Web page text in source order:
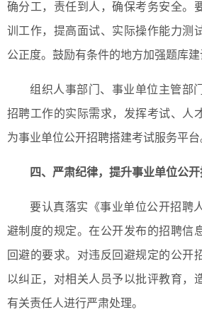
确分工，责任到人，确保考务安全。
训工作，提高面试、实际操作能力测
公正度。鼓励有条件的地方加强题库建
组织人事部门、事业单位主管部
招聘工作的实际需求，发挥考试、人
为事业单位公开招聘搭建考试服务平台
四、 严肃纪律，提升事业单位公
要认真落实《事业单位公开招聘
避制度的规定。在公开发布的招聘信
回避的要求。对违反回避规定的公开
以纠正，对相关人员予以批评教育，
有关责任人进行严肃处理。